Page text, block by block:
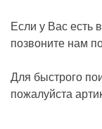
Если у Вас есть
позвоните нам
Для быстрого
пожалуйста